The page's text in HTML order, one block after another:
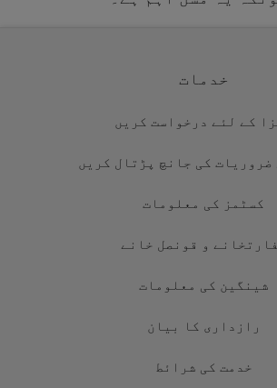
خدمات
کے لئے درخواست کریں
ضروریات کی جانچ پڑتال کریں
کسٹمز کی معلومات
و قونصل خانے
شینگین کی معلومات
رازداری کا بیان
خدمت کی شرائط